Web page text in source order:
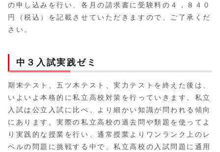
の申し込みを行い、各月の請求書に受験料の４，８４０
円（税込）を記載させていただきますので、ご了承くだ
さい。
中３入試実践ゼミ
期末テスト、五ツ木テスト、実力テストを終えた後は、
いよいよ本格的に私立高校対策を行っていきます。私立
入試は公立入試に比べ、より細かい知識が問われる傾向
にあります。実際の私立高校の過去問や類題を使ってよ
り実践的な授業を行い、通常授業よりワンランク上のレ
ベルの問題に挑戦する中で、私立高校の入試問題に通用